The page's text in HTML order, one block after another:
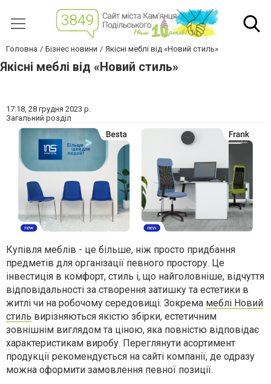
Головна Бізнес новини Якісні меблі від «Новий стиль»
Якісні меблі від «Новий стиль»
17:18, 28 грудня 2023 р.
Загальний розділ
Купівля меблів - це більше, ніж просто придбання
предметів для організації певного простору. Це
інвестиція в комфорт, стиль і, що найголовніше, відчуття
відповідальності за створення затишку та естетики в
житлі чи на робочому середовищі. Зокрема меблі Новий
стиль вирізняються якістю збірки, естетичним
зовнішнім виглядом та ціною, яка повністю відповідає
характеристикам виробу. Переглянути асортимент
продукції рекомендується на сайті компанії, де одразу
можна оформити замовлення певної позиції.